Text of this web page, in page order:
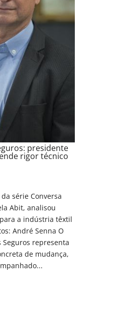
presidente
rigor técnico
série Conversa
Abit, analisou
a indústria têxtil
André Senna O
Seguros representa
de mudança,